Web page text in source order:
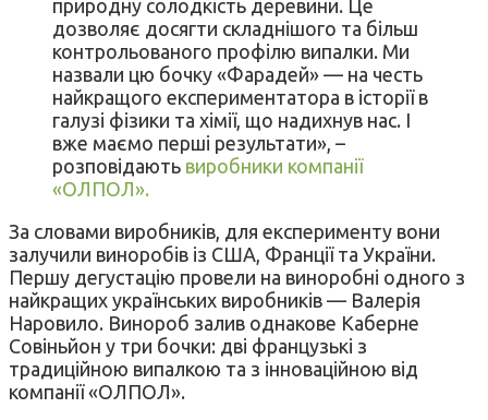
природну солодкість деревини. Це
дозволяє досягти складнішого та більш
контрольованого профілю випалки. Ми
назвали цю бочку «Фарадей» — на честь
найкращого експериментатора в історії в
галузі фізики та хімії, що надихнув нас. І
вже маємо перші результати», –
розповідають виробники компанії
«ОЛПОЛ».
За словами виробників, для експерименту вони
залучили виноробів із США, Франції та України.
Першу дегустацію провели на виноробні одного з
найкращих українських виробників — Валерія
Наровило. Винороб залив однакове Каберне
Совіньйон у три бочки: дві французькі з
традиційною випалкою та з інноваційною від
компанії «ОЛПОЛ».